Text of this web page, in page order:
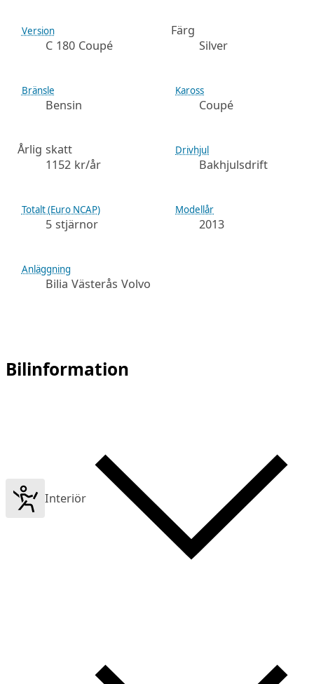
Version
C 180 Coupé
Färg
Silver
Bränsle
Bensin
Kaross
Coupé
Årlig skatt
1152 kr/år
Drivhjul
Bakhjulsdrift
Totalt (Euro NCAP)
5 stjärnor
Modellår
2013
Anläggning
Bilia Västerås Volvo
Bilinformation
Interiör